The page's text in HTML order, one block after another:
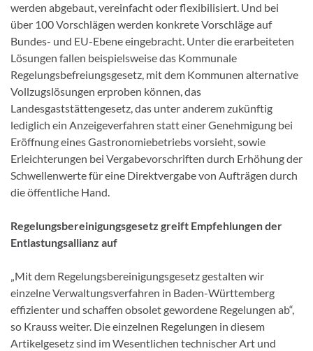
werden abgebaut, vereinfacht oder flexibilisiert. Und bei
über 100 Vorschlägen werden konkrete Vorschläge auf
Bundes- und EU-Ebene eingebracht. Unter die erarbeiteten
Lösungen fallen beispielsweise das Kommunale
Regelungsbefreiungsgesetz, mit dem Kommunen alternative
Vollzugslösungen erproben können, das
Landesgaststättengesetz, das unter anderem zukünftig
lediglich ein Anzeigeverfahren statt einer Genehmigung bei
Eröffnung eines Gastronomiebetriebs vorsieht, sowie
Erleichterungen bei Vergabevorschriften durch Erhöhung der
Schwellenwerte für eine Direktvergabe von Aufträgen durch
die öffentliche Hand.
Regelungsbereinigungsgesetz greift Empfehlungen der
Entlastungsallianz auf
„Mit dem Regelungsbereinigungsgesetz gestalten wir
einzelne Verwaltungsverfahren in Baden-Württemberg
effizienter und schaffen obsolet gewordene Regelungen ab“,
so Krauss weiter. Die einzelnen Regelungen in diesem
Artikelgesetz sind im Wesentlichen technischer Art und